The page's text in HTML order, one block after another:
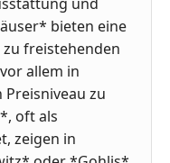
bieten eine
freistehenden
allem in
zu
oft als
zeigen in